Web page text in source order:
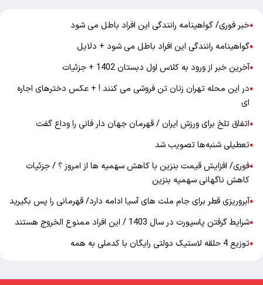
●خبر فوری/ گواهینامه رانندگی این افراد باطل می شود
●گواهینامه رانندگی این افراد باطل می شود + دلایل
●آخرین خبر از ورود به کلاس اول دبستان 1402 + جزئیات
●در این محله تهران زنان تن فروشی می کنند ! + عکس دخترهای اجاره
ای
●اتفاق تلخ برای ورزش ایران / قهرمان جهان دار فانی را وداع گفت
●تعطیلی شنبه‌ها تصویب شد
●فوری/ افزایش قیمت بنزین با کاهش سهمیه ها از امروز ؟ / جزئیات
کاهش ناگهانی سهمیه بنزین
●آبروریزی قطر برای جام ملت های آسیا ادامه دارد/ قهرمانی را پس بگیرید
●شرایط گرفتن پاسپورت در سال 1403 / این افراد ممنوع الخروج هستند
●توزیع 4 حلقه لاستیک دولتی رایگان با کدملی به همه